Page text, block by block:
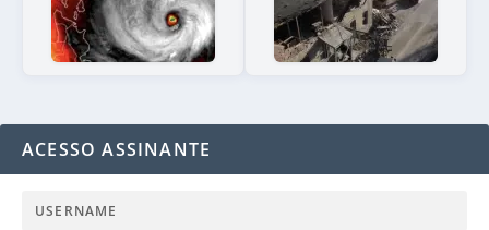
ACESSO ASSINANTE